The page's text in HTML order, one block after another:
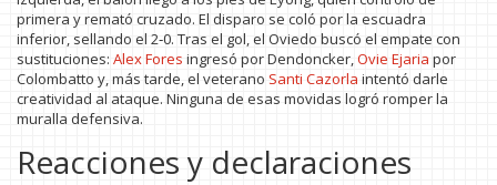
primera y remató cruzado. El disparo se coló por la escuadra
inferior, sellando el 2‑0. Tras el gol, el Oviedo buscó el empate con
sustituciones: Alex Fores ingresó por Dendoncker,Ovie Ejaria por
Colombatto y, más tarde, el veterano Santi Cazorla intentó darle
creatividad al ataque. Ninguna de esas movidas logró romper la
muralla defensiva.
Reacciones y declaraciones